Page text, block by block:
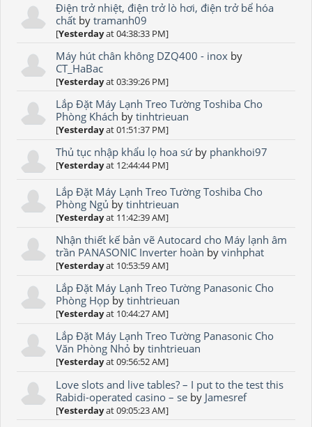
Điện trở nhiệt, điện trở lò hơi, điện trở bể hóa
chất bytramanh09
[Yesterdayat 04:38:33 PM]
Máy hút chân không DZQ400 - inox by
CT_HaBac
[Yesterdayat 03:39:26 PM]
Lắp Đặt Máy Lạnh Treo Tường Toshiba Cho
Phòng Khách bytinhtrieuan
[Yesterdayat 01:51:37 PM]
Thủ tục nhập khẩu lọ hoa sứby phankhoi97
[Yesterdayat 12:44:44 PM]
Lắp Đặt Máy Lạnh Treo Tường Toshiba Cho
Phòng Ngủ bytinhtrieuan
[Yesterdayat 11:42:39 AM]
Nhận thiết kế bản vẽ Autocard cho Máy lạnh âm
trần PANASONIC Inverter hoàn byvinhphat
[Yesterdayat 10:53:59 AM]
Lắp Đặt Máy Lạnh Treo Tường Panasonic Cho
Phòng Họp bytinhtrieuan
[Yesterdayat 10:44:27 AM]
Lắp Đặt Máy Lạnh Treo Tường Panasonic Cho
Văn Phòng Nhỏ bytinhtrieuan
[Yesterdayat 09:56:52 AM]
Love slots and live tables? – I put to the test this
Rabidi-operated casino – se by Jamesref
[Yesterdayat 09:05:23 AM]